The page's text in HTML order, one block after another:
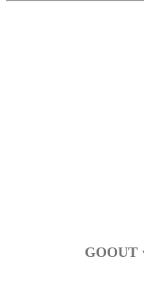
GOOUT